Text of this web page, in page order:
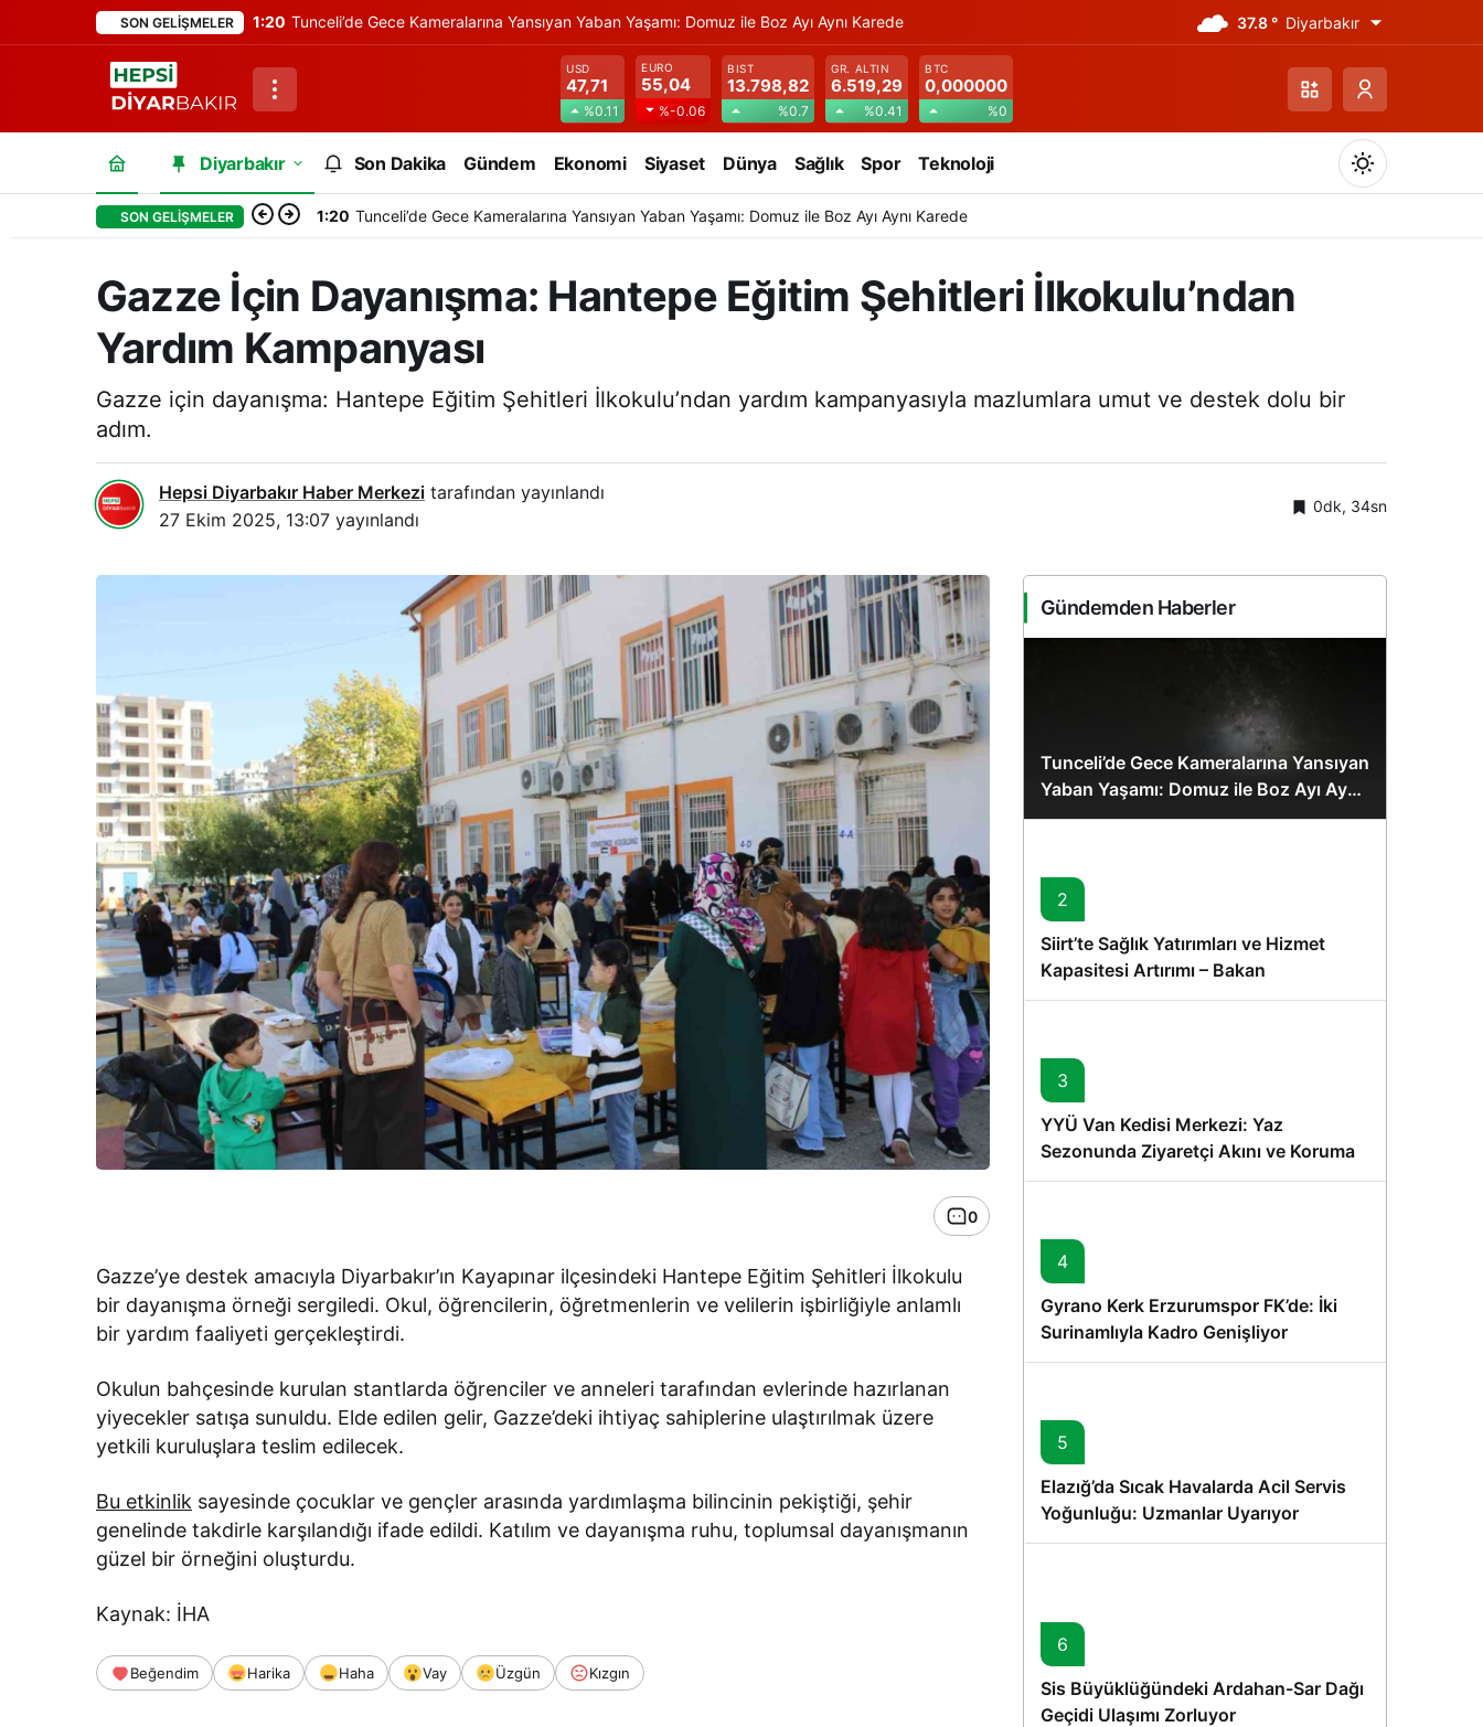
SON GELIŞMELER 1:20 Tunceli’de Gece Kameralarına Yansıyan Yaban Yaşamı: Domuz ile Boz Ayı Aynı Karede 37.8 ° Diyarbakır
USD
47,71
%0.11
EURO
55,04
%-0.06
BIST
13.798,82
%0.7
GR. ALTIN
6.519,29
%0.41
BTC
0,000000
%0
Diyarbakır Son Dakika Gündem Ekonomi Siyaset Dünya Sağlık Spor Teknoloji
SON GELIŞMELER 1:20 Tunceli’de Gece Kameralarına Yansıyan Yaban Yaşamı: Domuz ile Boz Ayı Aynı Karede
Gazze İçin Dayanışma: Hantepe Eğitim Şehitleri İlkokulu’ndan
Yardım Kampanyası
Gazze için dayanışma: Hantepe Eğitim Şehitleri İlkokulu’ndan yardım kampanyasıyla mazlumlara umut ve destek dolu bir
adım.
Hepsi Diyarbakır Haber Merkezi tarafından yayınlandı
27 Ekim 2025, 13:07 yayınlandı
0dk, 34sn
0
Gazze’ye destek amacıyla Diyarbakır’ın Kayapınar ilçesindeki Hantepe Eğitim Şehitleri İlkokulu
bir dayanışma örneği sergiledi. Okul, öğrencilerin, öğretmenlerin ve velilerin işbirliğiyle anlamlı
bir yardım faaliyeti gerçekleştirdi.
Okulun bahçesinde kurulan stantlarda öğrenciler ve anneleri tarafından evlerinde hazırlanan
yiyecekler satışa sunuldu. Elde edilen gelir, Gazze’deki ihtiyaç sahiplerine ulaştırılmak üzere
yetkili kuruluşlara teslim edilecek.
Bu etkinlik sayesinde çocuklar ve gençler arasında yardımlaşma bilincinin pekiştiği, şehir
genelinde takdirle karşılandığı ifade edildi. Katılım ve dayanışma ruhu, toplumsal dayanışmanın
güzel bir örneğini oluşturdu.
Kaynak: İHA
Beğendim Harika Haha Vay Üzgün Kızgın
Gündemden Haberler
Tunceli’de Gece Kameralarına Yansıyan
Yaban Yaşamı: Domuz ile Boz Ayı Aynı
Karede
2
Siirt’te Sağlık Yatırımları ve Hizmet
Kapasitesi Artırımı – Bakan
Memişoğlu’nun Ziyareti
3
YYÜ Van Kedisi Merkezi: Yaz
Sezonunda Ziyaretçi Akını ve Koruma
Vurgusu
4
Gyrano Kerk Erzurumspor FK’de: İki
Surinamlıyla Kadro Genişliyor
5
Elazığ’da Sıcak Havalarda Acil Servis
Yoğunluğu: Uzmanlar Uyarıyor
6
Sis Büyüklüğündeki Ardahan-Sar Dağı
Geçidi Ulaşımı Zorluyor